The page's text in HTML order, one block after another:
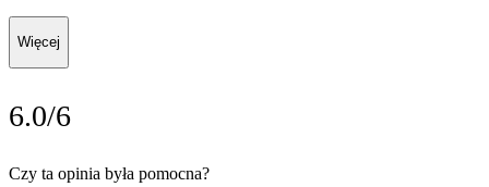
Więcej
6.0/6
Czy ta opinia była pomocna?